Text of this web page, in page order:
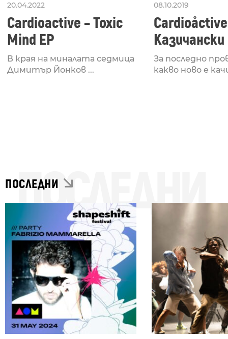
20.04.2022
Cardioactive – Toxic
Mind EP
В края на миналата седмица
Димитър Йонков ...
08.10.2019
За последно
какво ново е
ПОСЛЕДНИ
ПОСЛЕДНИ